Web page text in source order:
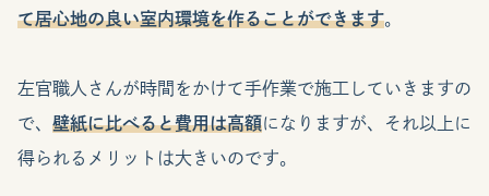
て居心地の良い室内環境を作ることができます。
左官職人さんが時間をかけて手作業で施工していきますの
で、 壁紙に比べると費用は高額になりますが、それ以上に
得られるメリットは大きいのです。